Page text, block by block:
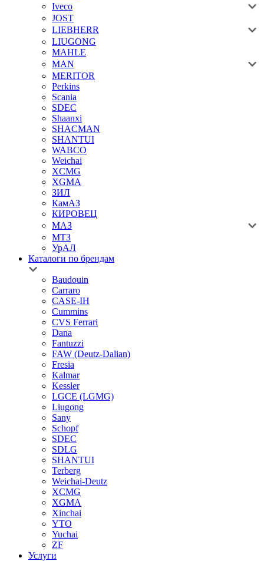
Iveco
JOST
LIEBHERR
LIUGONG
MAHLE
MAN
MERITOR
Perkins
Scania
SDEC
Shaanxi
SHACMAN
SHANTUI
WABCO
Weichai
XCMG
XGMA
ЗИЛ
КамАЗ
КИРОВЕЦ
МАЗ
МТЗ
УрАЛ
Каталоги по брендам
Baudouin
Carraro
CASE-IH
Cummins
CVS Ferrari
Dana
Fantuzzi
FAW (Deutz-Dalian)
Fresia
Kalmar
Kessler
LGCE (LGMG)
Liugong
Sany
Schopf
SDEC
SDLG
SHANTUI
Terberg
Weichai-Deutz
XCMG
XGMA
Xinchai
YTO
Yuchai
ZF
Услуги